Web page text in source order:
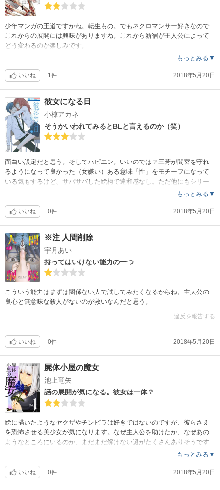
少年マンガの王道ですかね。転生もの。でもネクロマンサー好きなので
これからの展開には興味がありますね。これから新宿が主人公によって
どう変わるのか楽しみです。
もっとみる▼
いいね 1件 2018年5月20日
彼女になる日
小椋アカネ
そうかいわれてみるとBLと言えるのか（笑）
面白い設定だと思う。そしてハピエン。いいのでは？三芳が間宮を守れ
るようになって良かった（女嫌い）ある意味「性」をモチーフになって
いる気もするけど、サバサバした絵柄で違和感なし。ただ他にもシリー
ズあるから微妙に巻数多い。同じ研究室の女の子が色々気にかけてくれ
もっとみる▼
いいね 0件 2018年5月20日
※注 人間削除
宇月あい
持ってはいけない能力の一つ
こういう能力はまずは関係ない人で試してみたくなるからね。主人公の
良心と無意味な殺人がないのが救いなんだと思う。
違反を報告する
いいね 0件 2018年5月20日
屍体小屋の魔女
池上竜矢
話の展開が気になる。彼女は一体？
絵に描いたようなヤクザやチンピラは好きではないのですが、彼らさえ
を恐怖させる美少女が気になります。なぜ主人公を助けたか、なぜあの
ようなところにいるのか、まだまだ解けない謎がたくさんありそうです
もっとみる▼
いいね 0件 2018年5月20日